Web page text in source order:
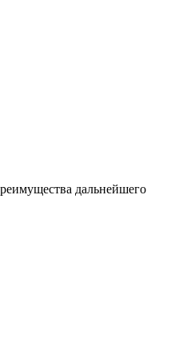
дальнейшего